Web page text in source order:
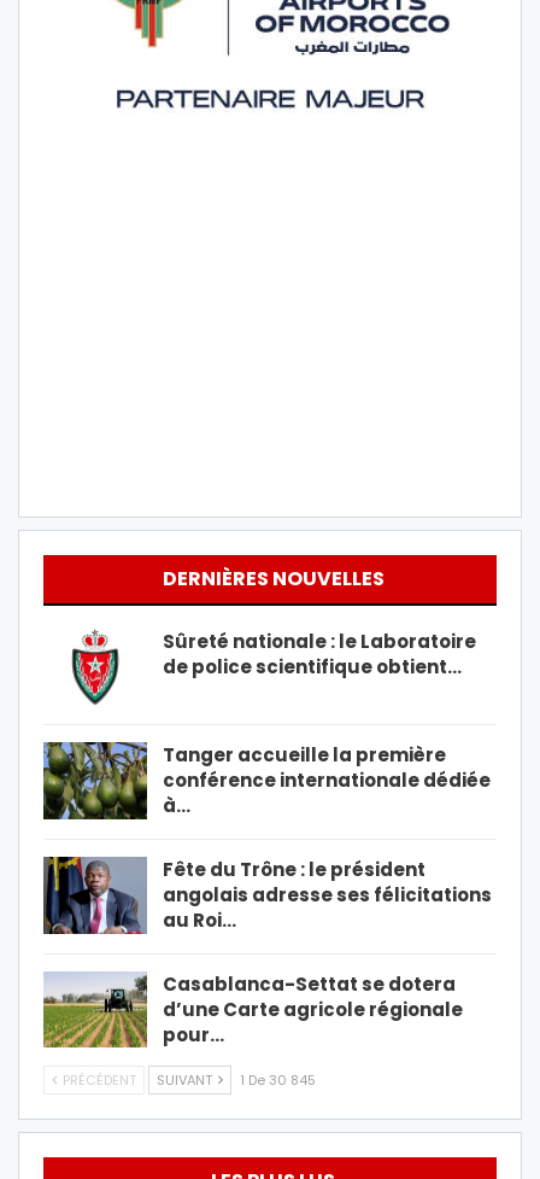
DERNIÈRES NOUVELLES
Sûreté nationale : le Laboratoire
de police scientifique obtient…
Tanger accueille la première
conférence internationale dédiée
à…
Fête du Trône : le président
angolais adresse ses félicitations
au Roi…
Casablanca-Settat se dotera
d’une Carte agricole régionale
pour…
PRÉCÉDENT SUIVANT 1 De 30 845